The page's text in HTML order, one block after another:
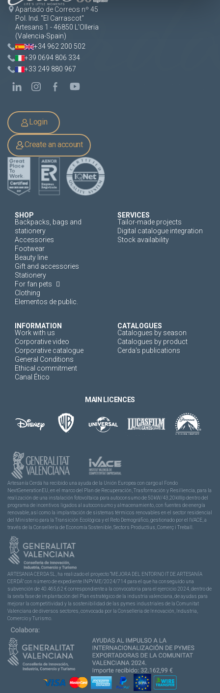
Apartado de Correos nº 45
Pol. Ind. "El Carrascot"
Artesans 1 - 46850 L'Olleria
(Valencia-Spain)
+34 962 200 502
+39 0694 806 334
+33 249 880 967
Login
Create an account
SHOP
Backpacks, bags and
stationery
Accessories
Footwear
Beauty line
Gift and accessories
Stationery
For fan pets
Clothing
Elementos de public.
SERVICES
Tailor-made projects
Digital catalogue integration
Stock availability
INFORMATION
Work with us
Corporative video
Corporative catalogue
General Conditions
Ethical commitment
Canal Ético
CATALOGUES
Catalogues by season
Catalogues by product
Cerda's publications
MAIN LICENCES
Artesanía Cerdá ha recibido una ayuda de la Unión Europea con cargo al Fondo
NextGenerationEU, en el marco del Plan de Recuperación, Trasformación y Resiliencia, para la
realización de una instalación fotovoltaica para autoconsumo de 50kW/43,20kWp dentro del
programa de incentivos ligados al autoconsumo y almacenamiento, con fuentes de energía
renovable, así como la implantación de sistemas térmicos renovables en el sector residencial
del Ministerio para la Transición Ecológica y el Reto Demográfico, gestionado por el IVACE, a
través de la Consellería de Economía Sostenible, Sectors Productius, Comerç i Treball.
ARTESANIA CERDA SL, ha realizado el proyecto “MEJORA DEL ENTORNO IT DE ARTESANÍA
CERDÁ” con número de expediente INPYME/2024/714 para el que ha conseguido una
subvención de 40.465,62 € correspondiente a la convocatoria para el ejercicio 2024, dentro de
la sexta fase de implantación del Plan estratégico de la industria valenciana, de ayudas para
mejorar la competitividad y la sostenibilidad de las pymes industriales de la Comunitat
Valenciana de diversos sectores, convocada por la Conselleria de Innovación, Industria,
Comercio y Turismo.